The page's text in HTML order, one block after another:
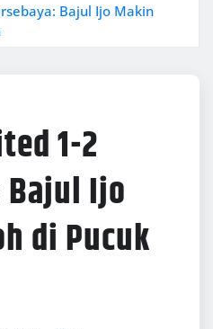
Bajul Ijo Makin
1-2
Bajul Ijo
di Pucuk